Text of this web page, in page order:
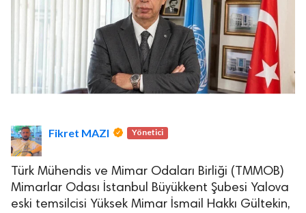
Fikret MAZI Yönetici
Türk Mühendis ve Mimar Odaları Birliği (TMMOB)
Mimarlar Odası İstanbul Büyükkent Şubesi Yalova
eski temsilcisi Yüksek Mimar İsmail Hakkı Gültekin,